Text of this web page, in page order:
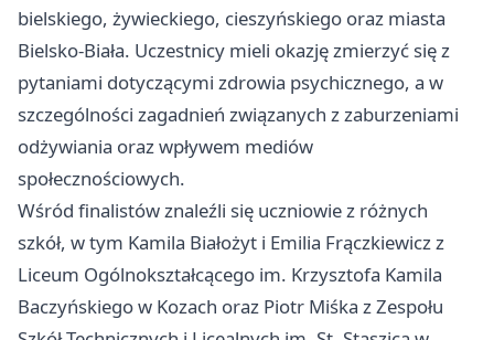
bielskiego, żywieckiego, cieszyńskiego oraz miasta
Bielsko-Biała. Uczestnicy mieli okazję zmierzyć się z
pytaniami dotyczącymi zdrowia psychicznego, a w
szczególności zagadnień związanych z zaburzeniami
odżywiania oraz wpływem mediów
społecznościowych.
Wśród finalistów znaleźli się uczniowie z różnych
szkół, w tym Kamila Białożyt i Emilia Frączkiewicz z
Liceum Ogólnokształcącego im. Krzysztofa Kamila
Baczyńskiego w Kozach oraz Piotr Miśka z Zespołu